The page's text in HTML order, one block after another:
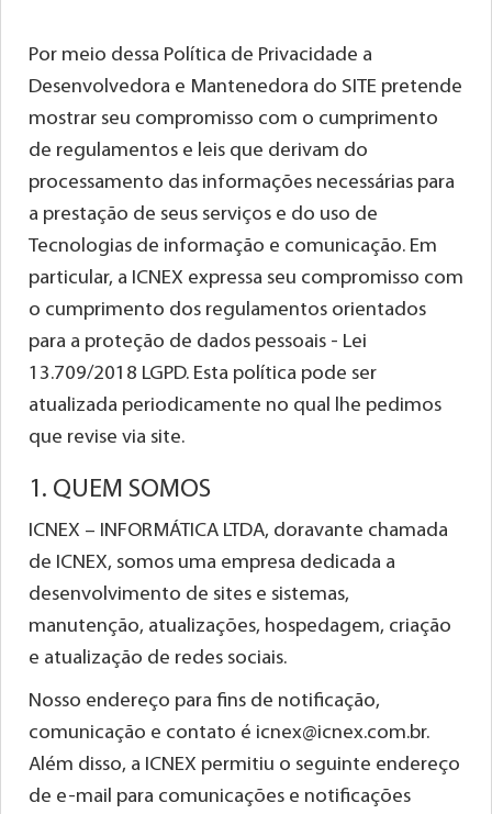
Por meio dessa Política de Privacidade a
Desenvolvedora e Mantenedora do SITE pretende
mostrar seu compromisso com o cumprimento
de regulamentos e leis que derivam do
processamento das informações necessárias para
a prestação de seus serviços e do uso de
Tecnologias de informação e comunicação. Em
particular, a ICNEX expressa seu compromisso com
o cumprimento dos regulamentos orientados
para a proteção de dados pessoais - Lei
13.709/2018 LGPD. Esta política pode ser
atualizada periodicamente no qual lhe pedimos
que revise via site.
1. QUEM SOMOS
ICNEX – INFORMÁTICA LTDA, doravante chamada
de ICNEX, somos uma empresa dedicada a
desenvolvimento de sites e sistemas,
manutenção, atualizações, hospedagem, criação
e atualização de redes sociais.
Nosso endereço para fins de notificação,
comunicação e contato é icnex@icnex.com.br.
Além disso, a ICNEX permitiu o seguinte endereço
de e-mail para comunicações e notificações